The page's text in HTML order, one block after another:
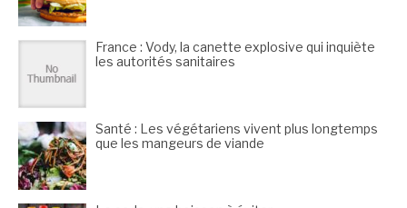
France : Vody, la canette explosive qui inquiète
les autorités sanitaires
Santé : Les végétariens vivent plus longtemps
que les mangeurs de viande